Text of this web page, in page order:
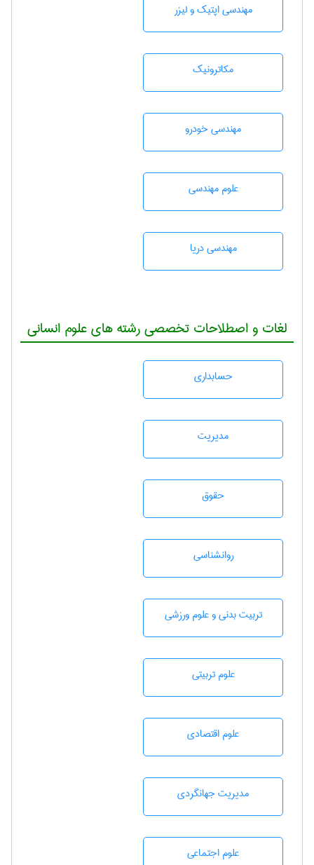
مهندسی اپتیک و لیزر
مکاترونیک
مهندسی خودرو
علوم مهندسی
مهندسی دریا
لغات و اصطلاحات تخصصی رشته های علوم انسانی
حسابداری
مديريت
حقوق
روانشناسی
تربيت بدنی و علوم ورزشی
علوم تربيتی
علوم اقتصادی
مديريت جهانگردی
علوم اجتماعی